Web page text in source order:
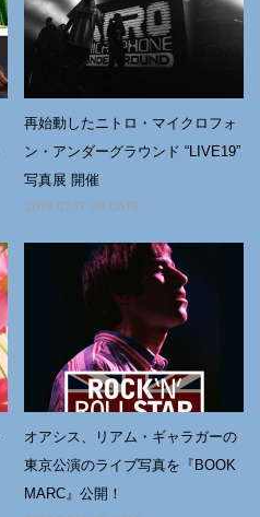
再始動したニトロ・マイクロフォ
ン・アンダーグラウンド “LIVE19”
写真展 開催
2019.07.17 UP DATE
オアシス、リアム・ギャラガーの
東京公演のライブ写真を『BOOK
MARC』公開！